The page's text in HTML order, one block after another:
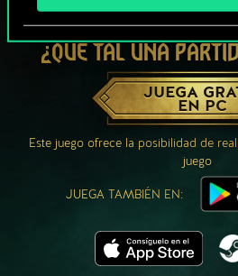
¿QUÉ TAL UNA
JUEGA
EN PC
Este juego ofrece la posibilidad de
juego
JUEGA TAMBIÉN EN: